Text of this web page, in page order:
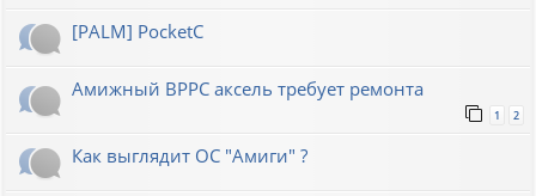
[PALM] PocketC
Амижный BPPC аксель требует ремонта
1 2
Как выглядит ОС "Амиги" ?